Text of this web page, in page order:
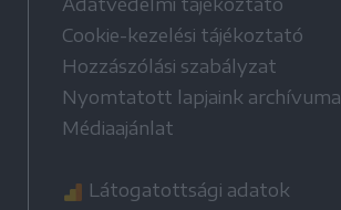
Adatvédelmi tájékoztató
Cookie-kezelési tájékoztató
Hozzászólási szabályzat
Nyomtatott lapjaink archívuma
Médiaajánlat
Látogatottsági adatok